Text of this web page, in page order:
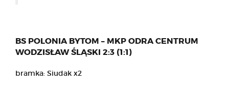
BS POLONIA BYTOM – MKP ODRA CENTRUM
WODZISŁAW ŚLĄSKI 2:3 (1:1)
bramka: Siudak x2